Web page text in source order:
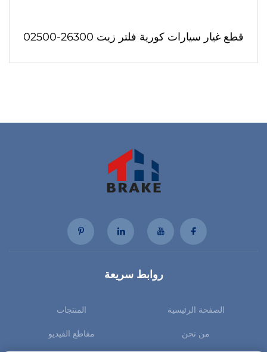
قطع غيار سيارات كورية فلتر زيت 26300-02500
روابط سريعة
الصفحة الرئيسية المنتجات
من نحن مقاطع الفيديو